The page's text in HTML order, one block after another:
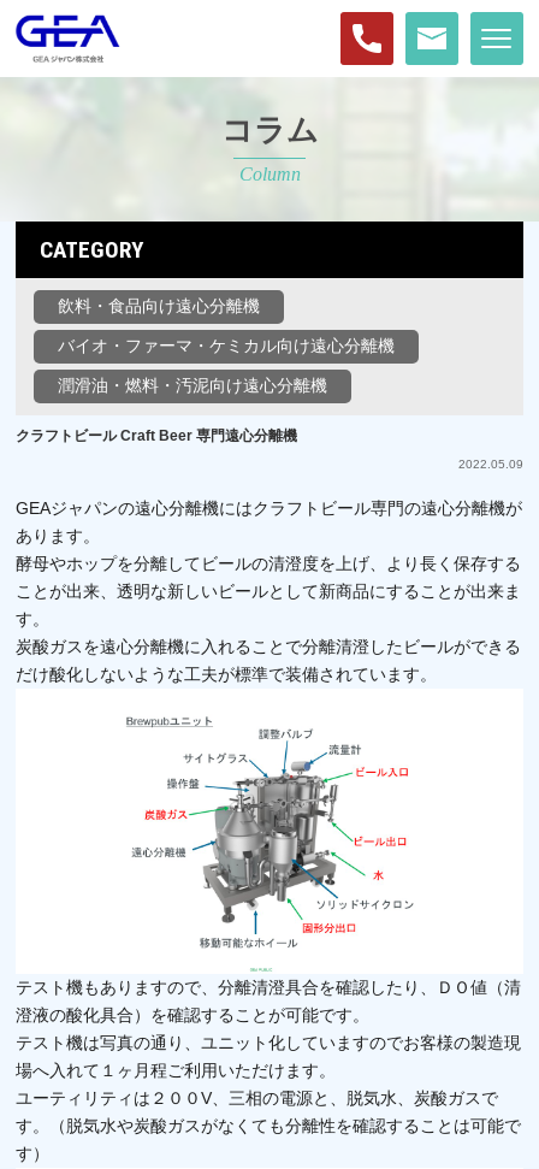
コラム
Column
CATEGORY
飲料・食品向け遠心分離機
バイオ・ファーマ・ケミカル向け遠心分離機
潤滑油・燃料・汚泥向け遠心分離機
クラフトビール Craft Beer 専門遠心分離機
2022.05.09
GEAジャパンの遠心分離機にはクラフトビール専門の遠心分離機が
あります。
酵母やホップを分離してビールの清澄度を上げ、より長く保存する
ことが出来、透明な新しいビールとして新商品にすることが出来ま
す。
炭酸ガスを遠心分離機に入れることで分離清澄したビールができる
だけ酸化しないような工夫が標準で装備されています。
テスト機もありますので、分離清澄具合を確認したり、ＤＯ値（清
澄液の酸化具合）を確認することが可能です。
テスト機は写真の通り、ユニット化していますのでお客様の製造現
場へ入れて１ヶ月程ご利用いただけます。
ユーティリティは２００V、三相の電源と、脱気水、炭酸ガスで
す。（脱気水や炭酸ガスがなくても分離性を確認することは可能で
す）